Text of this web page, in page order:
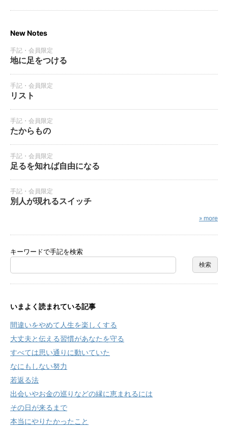
New Notes
手記・会員限定
地に足をつける
手記・会員限定
リスト
手記・会員限定
たからもの
手記・会員限定
足るを知れば自由になる
手記・会員限定
別人が現れるスイッチ
» more
キーワードで手記を検索
いまよく読まれている記事
間違いをやめて人生を楽しくする
大丈夫と伝える習慣があなたを守る
すべては思い通りに動いていた
なにもしない努力
若返る法
出会いやお金の巡りなどの縁に恵まれるには
その日が来るまで
本当にやりたかったこと